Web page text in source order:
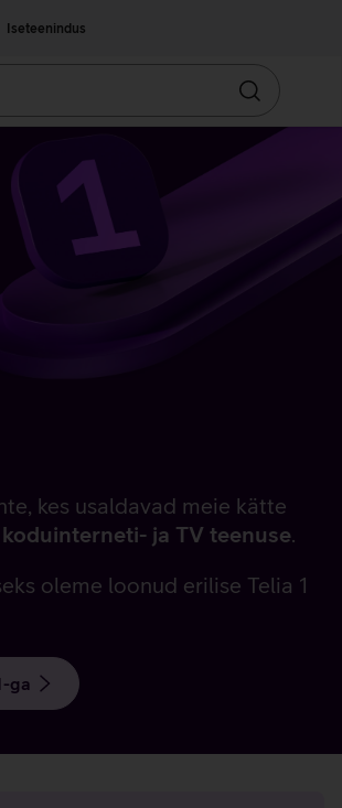
Iseteenindus
Otsin
kes usaldavad meie kätte
ja TV teenuse.
oleme loonud erilise Telia 1
ga